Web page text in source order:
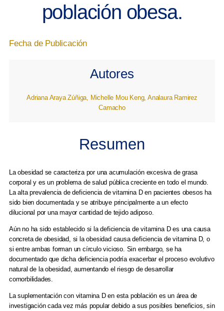
población obesa.
Fecha de Publicación
Autores
Adriana Araya Zúñiga, Michelle Mou Keng, Analaura Ramirez
Camacho
Resumen
La obesidad se caracteriza por una acumulación excesiva de grasa
corporal y es un problema de salud pública creciente en todo el mundo.
La alta prevalencia de deficiencia de vitamina D en pacientes obesos ha
sido bien documentada y se atribuye principalmente a un efecto
dilucional por una mayor cantidad de tejido adiposo.
Aún no ha sido establecido si la deficiencia de vitamina D es una causa
concreta de obesidad, si la obesidad causa deficiencia de vitamina D, o
si entre ambas forman un círculo vicioso. Sin embargo, se ha
documentado que dicha deficiencia podría exacerbar el proceso evolutivo
natural de la obesidad, aumentando el riesgo de desarrollar
comorbilidades.
La suplementación con vitamina D en esta población es un área de
investigación cada vez más popular debido a sus posibles beneficios, sin